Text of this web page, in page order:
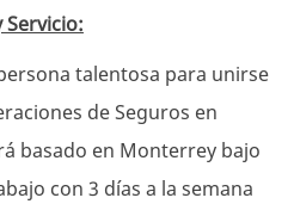
Servicio:
talentosa para unirse
de Seguros en
basado en Monterrey bajo
con 3 días a la semana